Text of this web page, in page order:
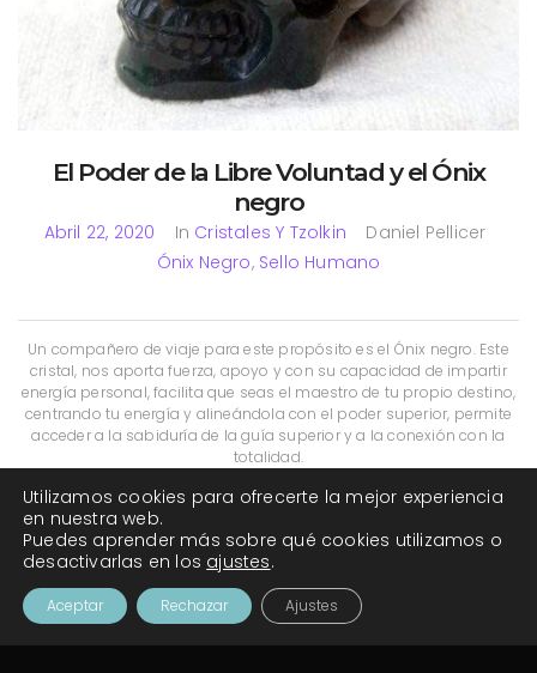
El Poder de la Libre Voluntad y el Ónix
negro
Abril 22, 2020 In Cristales Y Tzolkin
Daniel Pellicer
Ónix Negro, Sello Humano
Un compañero de viaje para este propósito es el Ónix negro. Este
cristal, nos aporta fuerza, apoyo y con su capacidad de impartir
energía personal, facilita que seas el maestro de tu propio destino,
centrando tu energía y alineándola con el poder superior, permite
acceder a la sabiduría de la guía superior y a la conexión con la
totalidad.
Read More
Utilizamos cookies para ofrecerte la mejor experiencia
en nuestra web.
Puedes aprender más sobre qué cookies utilizamos o
desactivarlas en los ajustes.
Aceptar Rechazar Ajustes